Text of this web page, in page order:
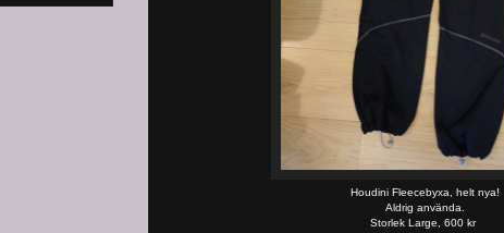
Houdini Fleecebyxa, helt nya!
Aldrig använda.
Storlek Large, 600 kr